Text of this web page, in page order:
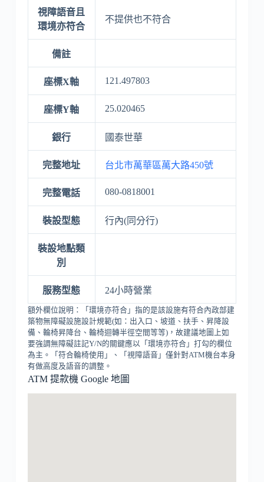
視障語音且
環境亦符合
不提供也不符合
備註
座標X軸 121.497803
座標Y軸 25.020465
銀行 國泰世華
完整地址 台北市萬華區萬大路450號
完整電話 080-0818001
裝設型態 行內(同分行)
裝設地點類
別
服務型態 24小時營業
額外欄位說明：「環境亦符合」指的是該設施有符合內政部建
築物無障礙設施設計規範(如：出入口、坡道、扶手、昇降設
備、輪椅昇降台、輪椅迴轉半徑空間等等)，故建議地圖上如
要強調無障礙註記Y/N的關鍵應以「環境亦符合」打勾的欄位
為主。「符合輪椅使用」、「視障語音」僅針對ATM機台本身
有做高度及語音的調整。
ATM 提款機 Google 地圖